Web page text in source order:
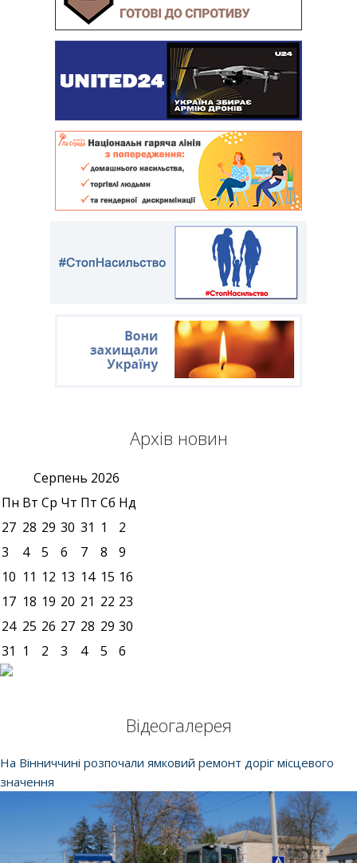
Архів новин
Серпень 2026
Пн Вт Ср Чт Пт Сб Нд
27 28 29 30 31 1
2
3
4 5 6 7 8
9
10 11 12 13 14 15 16
17 18 19 20 21 22 23
24 25 26 27 28 29 30
31 1 2 3 4 5 6
Відеогалерея
На Вінниччині розпочали ямковий ремонт доріг місцевого
значення